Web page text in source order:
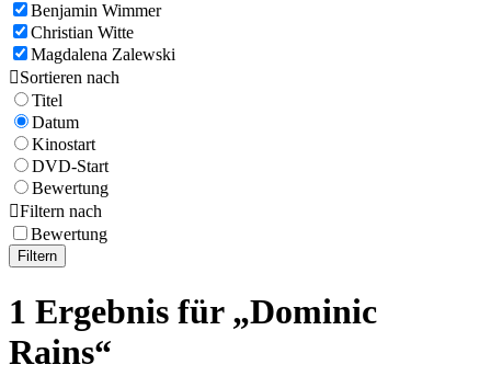
Benjamin Wimmer
Christian Witte
Magdalena Zalewski
Sortieren nach
Titel
Datum
Kinostart
DVD-Start
Bewertung
Filtern nach
Bewertung
Filtern
1 Ergebnis für „Dominic
Rains“